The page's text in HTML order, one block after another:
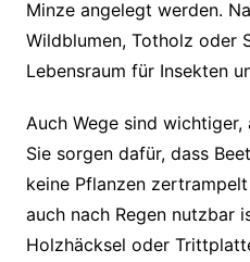
Minze angelegt werden.
Wildblumen, Totholz oder
Lebensraum für Insekten
Auch Wege sind
Sie sorgen dafür, dass
keine Pflanzen
auch nach Regen nutzbar
Holzhäcksel oder